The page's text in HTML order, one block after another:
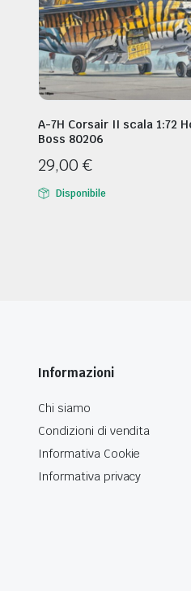
A-7H Corsair II scala 1:72
Boss 80206
29,00 €
Disponibile
Informazioni
Chi siamo
Condizioni di vendita
Informativa Cookie
Informativa privacy